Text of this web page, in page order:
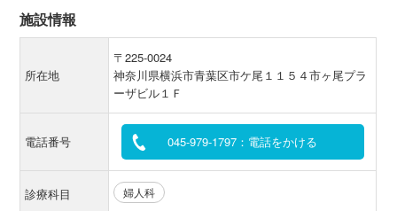
施設情報
所在地
〒225-0024
神奈川県横浜市青葉区市ケ尾１１５４市ヶ尾プラ
ーザビル１Ｆ
電話番号 045-979-1797：電話をかける
診療科目 婦人科